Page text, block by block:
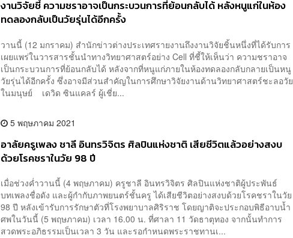
งานวิจัยชี้ ความชราอาจเป็นกระบวนการที่ย้อนกลับได้ หลังหนูแก่ในห้อง
ทดลองกลับเป็นวัยรุ่นได้อีกครั้ง
วานนี้ (12 มกราคม) สำนักข่าวต่างประเทศรายงานถึงงานวิจัยชิ้นหนึ่งที่ได้รับการ
เผยแพร่ในวารสารชั้นนำทางวิทยาศาสตร์อย่าง Cell ที่ชี้ให้เห็นว่า ความชราอาจ
เป็นกระบวนการที่ย้อนกลับได้ หลังจากที่หนูแก่ภายในห้องทดลองกลับกลายเป็นหนู
วัยรุ่นได้อีกครั้ง ซึ่งอาจมีส่วนสำคัญในการศึกษาวิจัยงานด้านวิทยาศาสตร์ชะลอวัย
ในมนุษย์ เดวิด ซินแคลร์ ผู้เชี่ย...
5 พฤษภาคม 2021
อาลัยครูเพลง ชาลี อินทรวิจิตร ศิลปินแห่งชาติ เสียชีวิตแล้วอย่างสงบ
ด้วยโรคชราในวัย 98 ปี
เมื่อช่วงค่ำวานนี้ (4 พฤษภาคม) ครูชาลี อินทรวิจิตร ศิลปินแห่งชาติผู้ประพันธ์
บทเพลงชื่อดัง และผู้กำกับภาพยนตร์ชั้นครู ได้เสียชีวิตอย่างสงบด้วยโรคชราในวัย
98 ปี หลังเข้ารับการรักษาตัวที่โรงพยาบาลศิริราช โดยญาติจะประกอบพิธีอาบน้ำ
ศพในวันนี้ (5 พฤษภาคม) เวลา 16.00 น. ที่ศาลา 11 วัดธาตุทอง จากนั้นทำการ
สวดพระอภิธรรมเป็นเวลา 3 วัน และรอกำหนดพระราชทานเ...